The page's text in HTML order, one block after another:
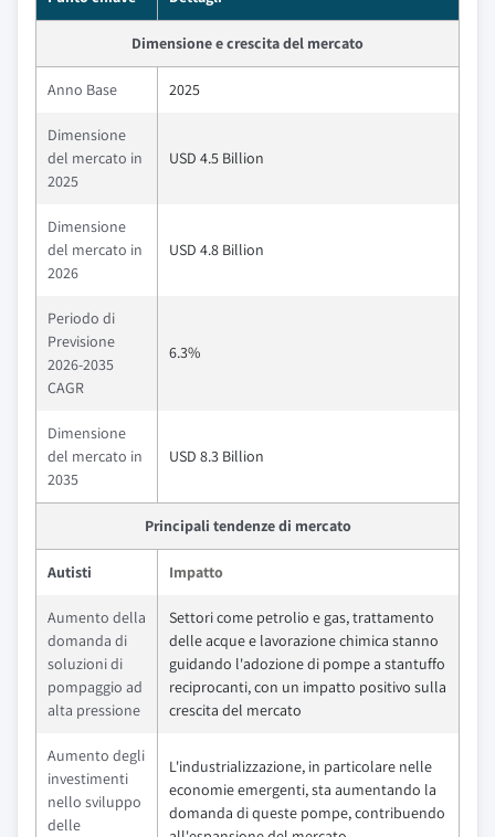
Dimensione e crescita del mercato
Anno Base 2025
Dimensione
del mercato in
2025
USD 4.5 Billion
Dimensione
del mercato in
2026
USD 4.8 Billion
Periodo di
Previsione
2026-2035
CAGR
6.3%
Dimensione
del mercato in
2035
USD 8.3 Billion
Principali tendenze di mercato
Autisti Impatto
Aumento della
domanda di
soluzioni di
pompaggio ad
alta pressione
Settori come petrolio e gas, trattamento
delle acque e lavorazione chimica stanno
guidando l'adozione di pompe a stantuffo
reciprocanti, con un impatto positivo sulla
crescita del mercato
Aumento degli
investimenti
nello sviluppo
delle
L'industrializzazione, in particolare nelle
economie emergenti, sta aumentando la
domanda di queste pompe, contribuendo